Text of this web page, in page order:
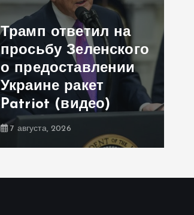
Трамп ответил на
просьбу Зеленского
о предоставлении
Украине ракет
Patriot (видео)
7 августа, 2026